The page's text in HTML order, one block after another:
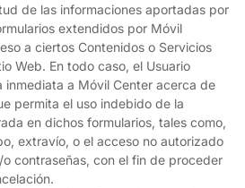
de las informaciones aportadas por
extendidos por Móvil
a ciertos Contenidos o Servicios
Web. En todo caso, el Usuario
inmediata a Móvil Center acerca de
permita el uso indebido de la
en dichos formularios, tales como,
extravío, o el acceso no autorizado
contraseñas, con el fin de proceder